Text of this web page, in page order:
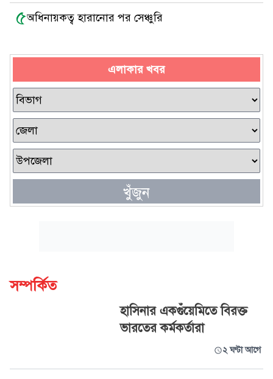
৫অধিনায়কত্ব হারানোর পর সেঞ্চুরি
এলাকার খবর
খুঁজুন
সম্পর্কিত
হাসিনার একগুঁয়েমিতে বিরক্ত
ভারতের কর্মকর্তারা
২ ঘণ্টা আগে